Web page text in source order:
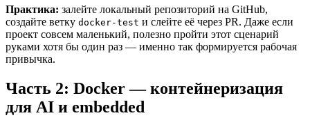
Практика: залейте локальный репозиторий на GitHub,
создайте ветку docker-test и слейте её через PR. Даже если
проект совсем маленький, полезно пройти этот сценарий
руками хотя бы один раз — именно так формируется рабочая
привычка.
Часть 2: Docker — контейнеризация
для AI и embedded